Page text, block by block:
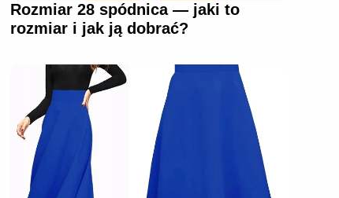
Rozmiar 28 spódnica — jaki to
rozmiar i jak ją dobrać?